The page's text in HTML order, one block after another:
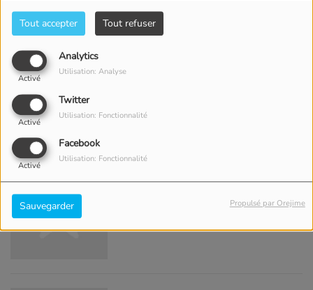
Tout accepter Tout refuser
Analytics
Activé
Utilisation: Analyse
Twitter
Activé
Utilisation: Fonctionnalité
Facebook
Activé
Utilisation: Fonctionnalité
Sauvegarder Propulsé par Orejime
LABELLE